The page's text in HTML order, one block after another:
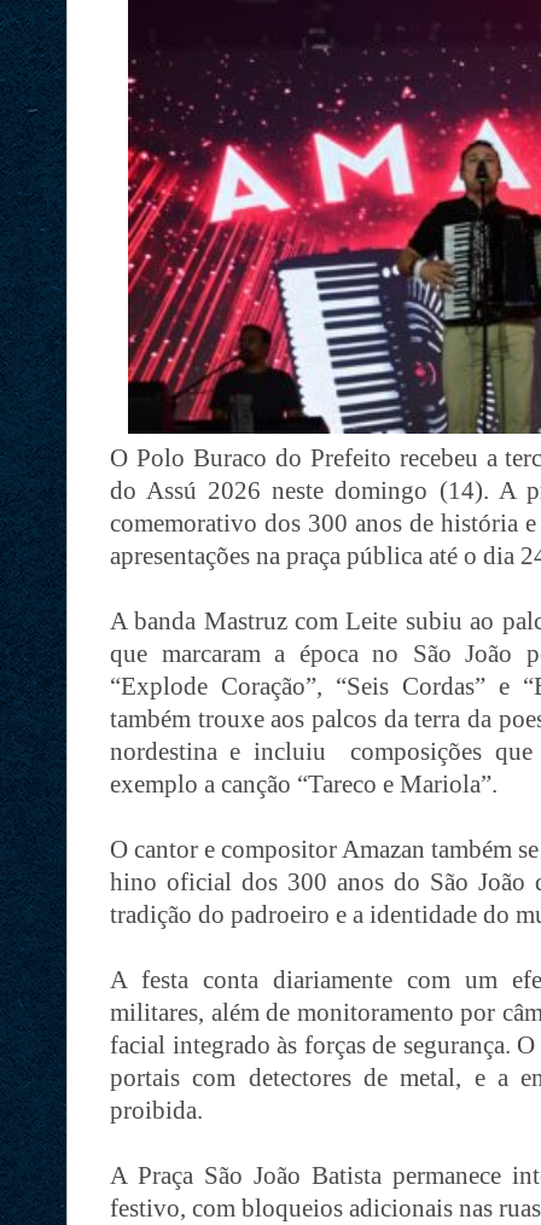
O Polo Buraco do Prefeito recebeu a
do Assú 2026 neste domingo (14). A
comemorativo dos 300 anos de história
apresentações na praça pública até o dia
A banda Mastruz com Leite subiu ao
que marcaram a época no São João
“Explode Coração”, “Seis Cordas”
também trouxe aos palcos da terra da
nordestina e incluiu composições que
exemplo a canção “Tareco e Mariola”.
O cantor e compositor Amazan também
hino oficial dos 300 anos do São João
tradição do padroeiro e a identidade do
A festa conta diariamente com um
militares, além de monitoramento por
facial integrado às forças de segurança.
portais com detectores de metal, e a
proibida.
A Praça São João Batista permanece
festivo, com bloqueios adicionais nas